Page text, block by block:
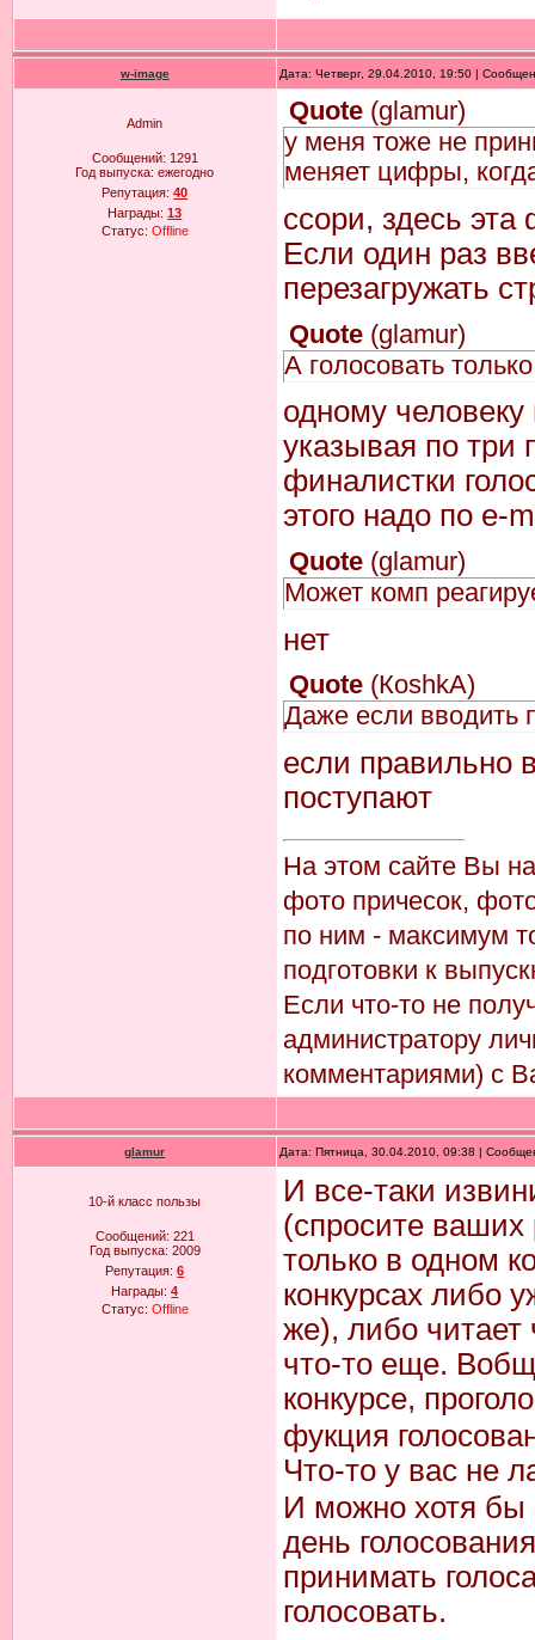
w-image Дата: Четверг, 29.04.2010, 19:50 |
Admin
Сообщений: 1291
Год выпуска:ежегодно
Репутация:40
Награды:13
Статус: Offline
Quote(glamur)
у меня тоже не
меняет цифры,
ссори, здесь эта
Если один раз
перезагружать
Quote(glamur)
А голосовать
одному человеку
указывая по три
финалистки
этого надо по e-
Quote(glamur)
Может комп
нет
Quote(КoshkA)
Даже если вводить
если правильно
поступают
На этом сайте Вы
фото причесок,
по ним - максимум
подготовки к
Если что-то не
администратору
комментариями) с
glamur Дата: Пятница, 30.04.2010, 09:38 |
10-й класс пользы
Сообщений: 221
Год выпуска: 2009
Репутация:6
Награды:4
Статус: Offline
И все-таки
(спросите ваших
только в одном
конкурсах либо
же), либо читает
что-то еще.
конкурсе,
фукция
Что-то у вас не
И можно хотя бы
день
принимать
голосовать.